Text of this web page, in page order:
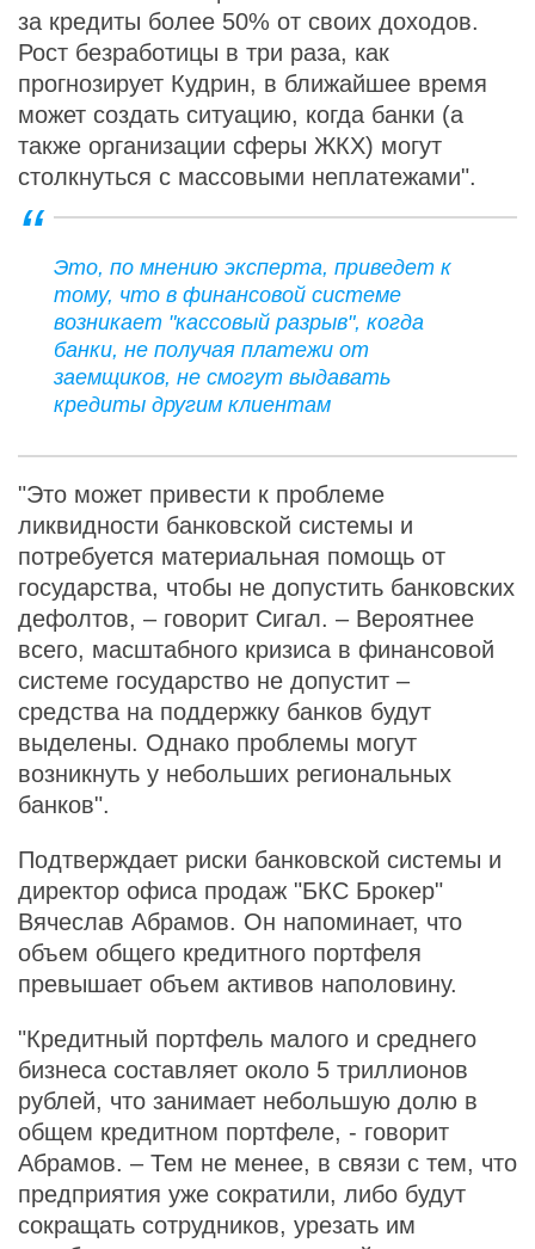
за кредиты более 50% от своих доходов.
Рост безработицы в три раза, как
прогнозирует Кудрин, в ближайшее время
может создать ситуацию, когда банки (а
также организации сферы ЖКХ) могут
столкнуться с массовыми неплатежами".
Это, по мнению эксперта, приведет к
тому, что в финансовой системе
возникает "кассовый разрыв", когда
банки, не получая платежи от
заемщиков, не смогут выдавать
кредиты другим клиентам
"Это может привести к проблеме
ликвидности банковской системы и
потребуется материальная помощь от
государства, чтобы не допустить банковских
дефолтов, – говорит Сигал. – Вероятнее
всего, масштабного кризиса в финансовой
системе государство не допустит –
средства на поддержку банков будут
выделены. Однако проблемы могут
возникнуть у небольших региональных
банков".
Подтверждает риски банковской системы и
директор офиса продаж "БКС Брокер"
Вячеслав Абрамов. Он напоминает, что
объем общего кредитного портфеля
превышает объем активов наполовину.
"Кредитный портфель малого и среднего
бизнеса составляет около 5 триллионов
рублей, что занимает небольшую долю в
общем кредитном портфеле, - говорит
Абрамов. – Тем не менее, в связи с тем, что
предприятия уже сократили, либо будут
сокращать сотрудников, урезать им